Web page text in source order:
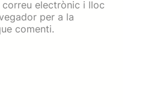
correu electrònic i lloc
per a la
comenti.